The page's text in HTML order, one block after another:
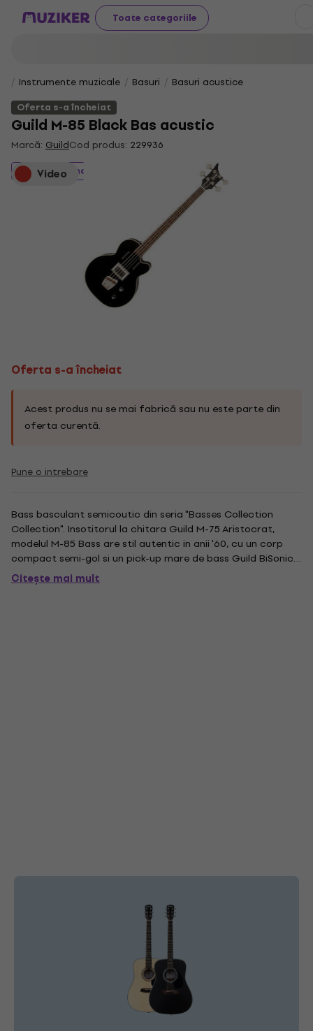
Toate categoriile
Instrumente muzicale Basuri
Basuri acustice
Oferta s-a încheiat
Guild M-85 Black Bas acustic
Marcă: GuildCod produs: 229936
Video
Oferta s-a încheiat
Oferta s-a încheiat
Acest produs nu se mai fabrică sau nu este parte din
oferta curentă.
Pune o intrebare
Bass basculant semicoutic din seria "Basses Collection
Collection". Insotitorul la chitara Guild M-75 Aristocrat,
modelul M-85 Bass are stil autentic in anii '60, cu un corp
compact semi-gol si un pick-up mare de bass Guild BiSonic,
care impreuna creeaza boom-ul sonic al unui instrument de
doua ori mai mare. Corpul cu o singură mărime are o...
Citește mai mult